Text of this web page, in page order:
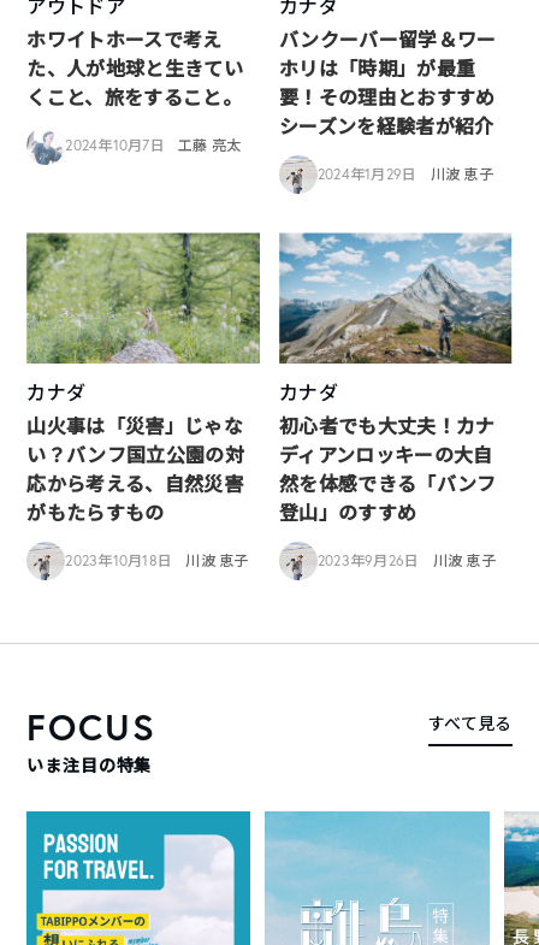
アウトドア
ホワイトホースで考え
た、人が地球と生きてい
くこと、旅をすること。
2024年10月7日 工藤 亮太
カナダ
バンクーバー留学＆ワー
ホリは「時期」が最重
要！その理由とおすすめ
シーズンを経験者が紹介
2024年1月29日 川波 恵子
カナダ
山火事は「災害」じゃな
い？バンフ国立公園の対
応から考える、自然災害
がもたらすもの
2023年10月18日 川波 恵子
カナダ
初心者でも大丈夫！カナ
ディアンロッキーの大自
然を体感できる「バンフ
登山」のすすめ
2023年9月26日 川波 恵子
FOCUS
いま注目の特集
すべて見る